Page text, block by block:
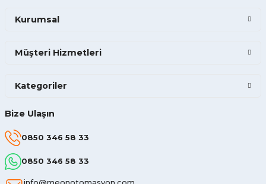
Bize Ulaşın
0850 346 58 33
0850 346 58 33
Kurumsal
Müşteri Hizmetleri
Kategoriler